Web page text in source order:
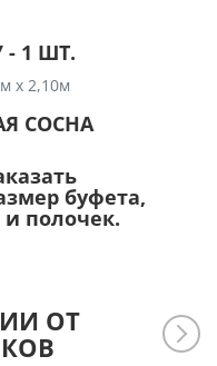
- 1 ШТ.
х 2,10м
СОСНА
буфета,
полочек.
ОТ